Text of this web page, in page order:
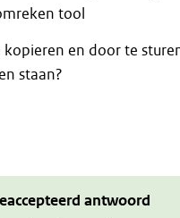
tool
en door te
staan?
antwoord